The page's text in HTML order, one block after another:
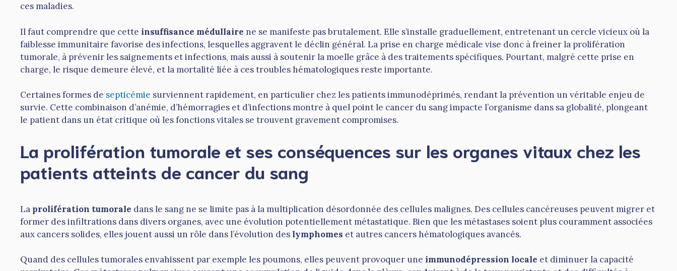
ces maladies.
Il faut comprendre que cette insuffisance médullaire ne se manifeste pas brutalement. Elle s’installe graduellement, entretenant un cercle vicieux où la
faiblesse immunitaire favorise des infections, lesquelles aggravent le déclin général. La prise en charge médicale vise donc à freiner la prolifération
tumorale, à prévenir les saignements et infections, mais aussi à soutenir la moelle grâce à des traitements spécifiques. Pourtant, malgré cette prise en
charge, le risque demeure élevé, et la mortalité liée à ces troubles hématologiques reste importante.
Certaines formes de septicémie surviennent rapidement, en particulier chez les patients immunodéprimés, rendant la prévention un véritable enjeu de
survie. Cette combinaison d’anémie, d’hémorragies et d’infections montre à quel point le cancer du sang impacte l’organisme dans sa globalité, plongeant
le patient dans un état critique où les fonctions vitales se trouvent gravement compromises.
La prolifération tumorale et ses conséquences sur les organes vitaux chez les
patients atteints de cancer du sang
La prolifération tumorale dans le sang ne se limite pas à la multiplication désordonnée des cellules malignes. Des cellules cancéreuses peuvent migrer et
former des infiltrations dans divers organes, avec une évolution potentiellement métastatique. Bien que les métastases soient plus couramment associées
aux cancers solides, elles jouent aussi un rôle dans l’évolution des lymphomes et autres cancers hématologiques avancés.
Quand des cellules tumorales envahissent par exemple les poumons, elles peuvent provoquer une immunodépression locale et diminuer la capacité